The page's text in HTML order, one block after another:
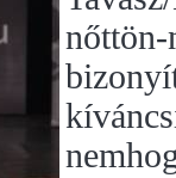
nőttön-